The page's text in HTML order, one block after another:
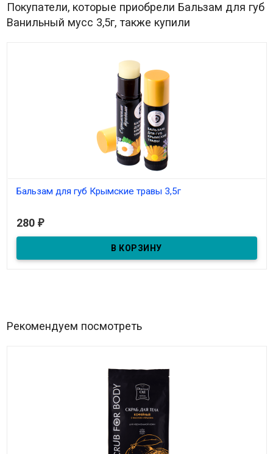
Покупатели, которые приобрели Бальзам для губ
Ванильный мусс 3,5г, также купили
Бальзам для губ Крымские травы 3,5г
280 ₽
Рекомендуем посмотреть